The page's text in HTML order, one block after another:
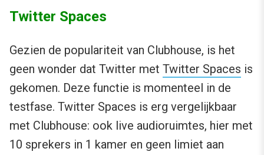
Twitter Spaces
Gezien de populariteit van Clubhouse, is het
geen wonder dat Twitter met Twitter Spaces is
gekomen. Deze functie is momenteel in de
testfase. Twitter Spaces is erg vergelijkbaar
met Clubhouse: ook live audioruimtes, hier met
10 sprekers in 1 kamer en geen limiet aan